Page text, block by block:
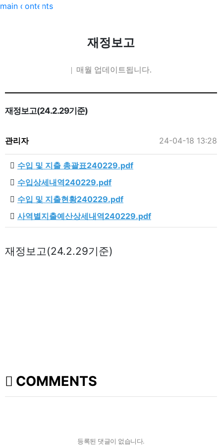
main contents
재정보고
| 매월 업데이트됩니다.
재정보고(24.2.29기준)
관리자 24-04-18 13:28
수입 및 지출 총괄표240229.pdf
수입상세내역240229.pdf
수입 및 지출현황240229.pdf
사역별지출예산상세내역240229.pdf
재정보고(24.2.29기준)
COMMENTS
등록된 댓글이 없습니다.